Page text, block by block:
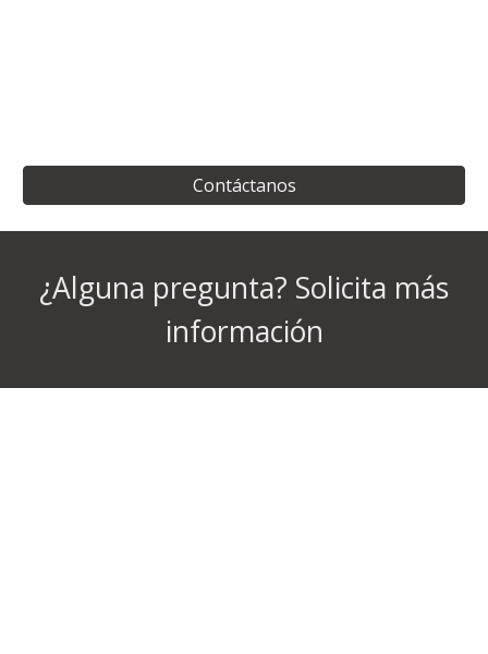
Contáctanos
¿Alguna pregunta? Solicita más
información